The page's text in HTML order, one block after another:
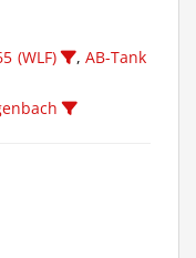
(WLF) , AB-Tank